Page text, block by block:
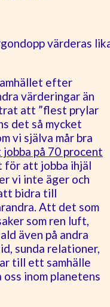
värderas
efter
värderingar än
att ”flest prylar
det så mycket
vi själva mår bra
på 70 procent
att jobba ihjäl
vi inte äger och
bidra till
Att det som
som ren luft,
även på andra
sunda relationer,
till ett samhälle
oss inom planetens